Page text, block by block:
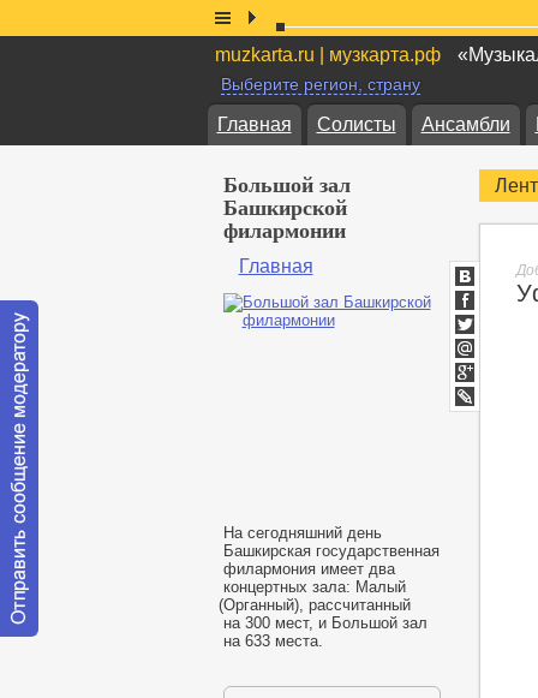
muzkarta.ru | музкарта.рф
Выберите регион, страну
Главная Солисты Ансамбли
Большой зал
Башкирской
филармонии
Главная
На сегодняшний день
Башкирская государственная
филармония имеет два
концертных зала: Малый
(Органный), рассчитанный
на 300 мест, и Большой зал
на 633 места.
Facebook
Twitter
Мой
Мир
Google+
lj